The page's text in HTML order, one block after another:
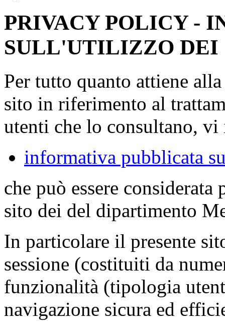
PRIVACY POLICY -
SULL'UTILIZZO DEI
Per tutto quanto attiene
sito in riferimento al
utenti che lo consultano,
informativa pubblicata
che può essere
sito dei del dipartimento
In particolare il presente
sessione (costituiti da
funzionalità (tipologia
navigazione sicura ed